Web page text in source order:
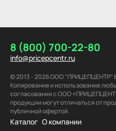
8 (800) 700-22-80
info@pricepcentr.ru
© 2013 - 2026 ООО “ПРИЦЕПЦЕНТР”
Копирование и использование
согласования с ООО
продукции могут отличаться от
публичной офертой.
Каталог О компании